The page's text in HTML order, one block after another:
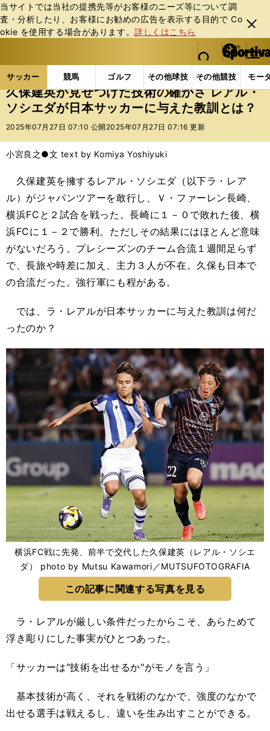
当サイトでは当社の提携先等がお客様のニーズ等について調
査・分析したり、お客様にお勧めの広告を表⽰する⽬的で Co
okie を使⽤する場合があります。詳しくはこちら
閉じ
る
web Sportiva (webスポルティーバ)
検索
マイペ
ー
ジ
メニュ
サッカー 競馬 ゴルフ その他球技 その他競技 モー
ス
ポ
ル
バ
サッカーの記事一覧 海外サッカー 海外サッカー
久保建英が見せつけた技術の確かさ レアル・
ソシエダが日本サッカーに与えた教訓とは？
2025年07月27日 07:10 公開 2025年07月27日 07:16 更新
小宮良之●文 text by Komiya Yoshiyuki
久保建英を擁するレアル・ソシエダ（以下ラ・レア
ル）がジャパンツアーを敢行し、Ｖ・ファーレン長崎、
横浜FCと２試合を戦った。長崎に１－０で敗れた後、横
浜FCに１－２で勝利。ただしその結果にはほとんど意味
がないだろう。プレシーズンのチーム合流１週間足らず
で、長旅や時差に加え、主力３人が不在。久保も日本で
の合流だった。強行軍にも程がある。
では、ラ・レアルが日本サッカーに与えた教訓は何だ
ったのか？
横浜FC戦に先発、前半で交代した久保建英（レアル・ソシエ
ダ） photo by Mutsu Kawamori／MUTSUFOTOGRAFIA
この記事に関連する写真を見る
ラ・レアルが厳しい条件だったからこそ、あらためて
浮き彫りにした事実がひとつあった。
「サッカーは"技術を出せるか"がモノを言う」
基本技術が高く、それを戦術のなかで、強度のなかで
出せる選手は戦えるし、違いを生み出すことができる。